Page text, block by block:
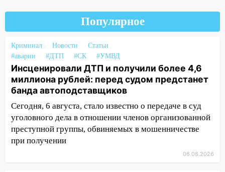
оставил в силе приговор руководству
«УльяновскФармации» за махинации на
16:09
Ветераны легкой атлетики из
Ульяновска успешно выступили на
Чемпионате России
16:02 В Ульяновской области убрали
более 28% площадей зерновых и
зернобобовых культур
15:51 Бросила кирпич в жену брата: в
Ульяновской области завели дело на
Популярное
Криминал Новости
Статьи
#аварии
#ДТП #СК #УМВД
Инсценировали ДТП и получили более 4,6
миллиона рублей: перед судом предстанет
банда автоподставщиков
Сегодня, 6 августа, стало известно о передаче в суд
уголовного дела в отношении членов организованной
преступной группы, обвиняемых в мошенничестве
при получении
06.08.2026